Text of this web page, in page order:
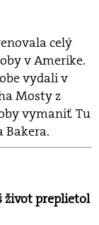
celý
v Amerike.
vydali v
Mosty z
vymaniť. Tu
Bakera.
život preplietol